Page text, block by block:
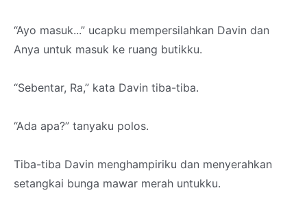
“Ayo masuk...” ucapku mempersilahkan Davin dan
Anya untuk masuk ke ruang butikku.
“Sebentar, Ra,” kata Davin tiba-tiba.
“Ada apa?” tanyaku polos.
Tiba-tiba Davin menghampiriku dan menyerahkan
setangkai bunga mawar merah untukku.